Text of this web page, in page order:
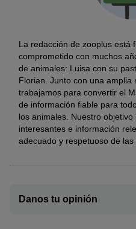
La redacción de zooplus está
comprometido con muchos
de animales: Luisa con su
Florian. Junto con una amplia
trabajamos para convertir el
de información fiable para
los animales. Nuestro
interesantes e información
adecuado y respetuoso de las
Danos tu opinión